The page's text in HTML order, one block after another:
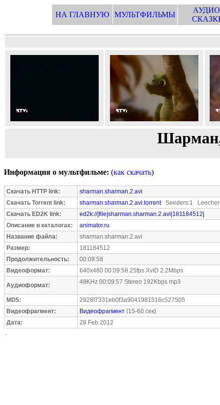
НА ГЛАВНУЮ МУЛЬТФИЛЬМЫ
Информация о мультфильме: (как скачать)
Скачать HTTP link:
sharman.sharman.2.avi
Скачать Torrent link:
sharman.sharman.2.avi.torrentSeeders:1
Скачать ED2K link:
ed2k://|file|sharman.sharman.2.avi|181184512|
Описание в каталогах:
animator.ru
Название файла:
sharman.sharman.2.avi
Размер:
181184512
Продолжительность:
00:09:58
Видеоформат:
640x480 00:09:58 25fps XviD 2.2Mbps
Аудиоформат: 48KHz 00:09:57 Stereo 192Kbps mp3
MD5:
2928f7331eb0f3a9041981516c527505
Видеофрагмент:
Видеофрагмент (15-60 сек)
Дата:
28 Feb 2012